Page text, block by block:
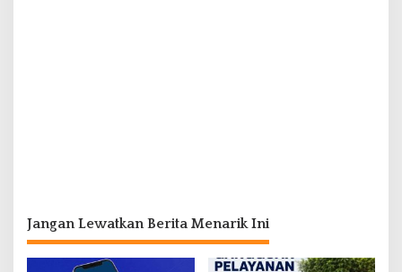
Jangan Lewatkan Berita Menarik Ini